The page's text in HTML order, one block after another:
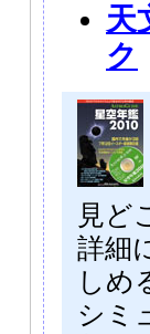
天
ク
見ど
詳細
しめ
シミ